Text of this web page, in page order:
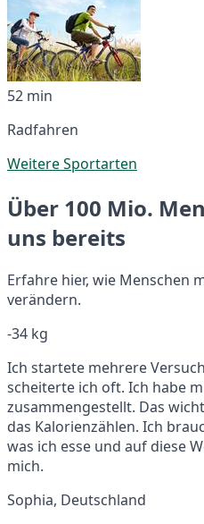
52 min
Radfahren
Weitere Sportarten
Über 100 Mio.
uns bereits
Erfahre hier, wie Menschen
verändern.
-34 kg
Ich startete mehrere
scheiterte ich oft. Ich habe
zusammengestellt. Das
das Kalorienzählen. Ich
was ich esse und auf diese
mich.
Sophia, Deutschland